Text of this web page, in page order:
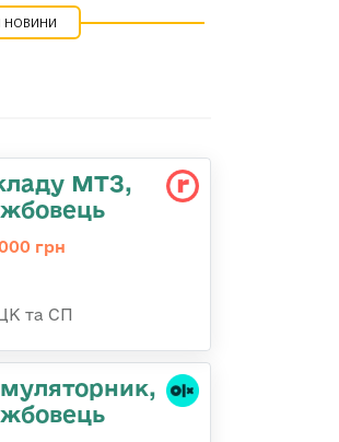
НОВИНИ
МТЗ,
грн
та СП